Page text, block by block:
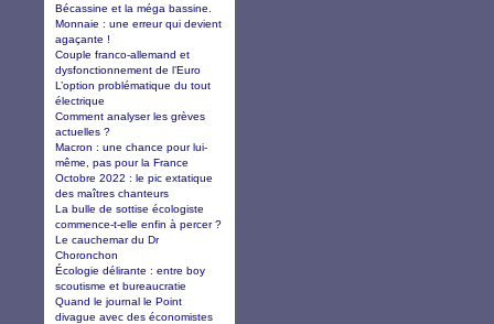
Bécassine et la méga bassine.
Monnaie : une erreur qui devient
agaçante !
Couple franco-allemand et
dysfonctionnement de l’Euro
L’option problématique du tout
électrique
Comment analyser les grèves
actuelles ?
Macron : une chance pour lui-
même, pas pour la France
Octobre 2022 : le pic extatique
des maîtres chanteurs
La bulle de sottise écologiste
commence-t-elle enfin à percer ?
Le cauchemar du Dr
Choronchon
Écologie délirante : entre boy
scoutisme et bureaucratie
Quand le journal le Point
divague avec des économistes